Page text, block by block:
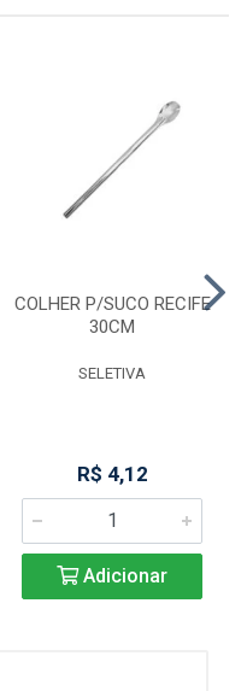
COLHER P/SUCO RECIFE
30CM
SELETIVA
R$ 4,12
Adicionar